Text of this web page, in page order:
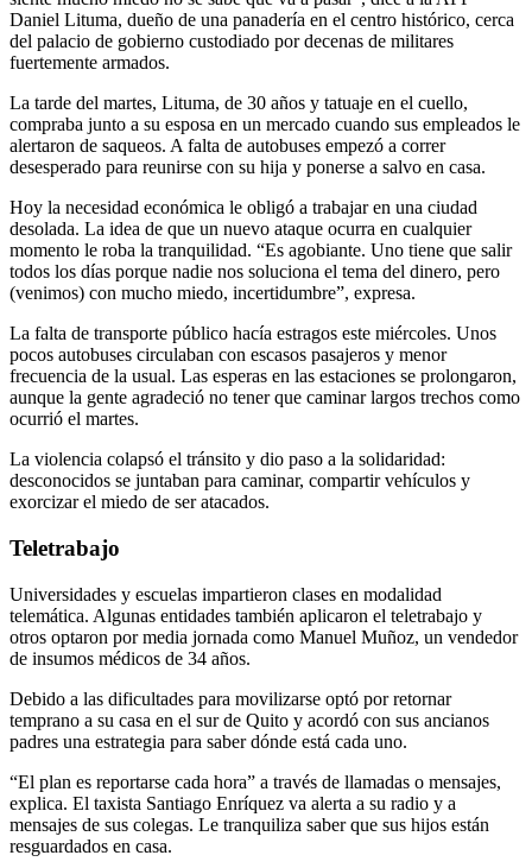
Daniel Lituma, dueño de una panadería en el centro histórico, cerca
del palacio de gobierno custodiado por decenas de militares
fuertemente armados.
La tarde del martes, Lituma, de 30 años y tatuaje en el cuello,
compraba junto a su esposa en un mercado cuando sus empleados le
alertaron de saqueos. A falta de autobuses empezó a correr
desesperado para reunirse con su hija y ponerse a salvo en casa.
Hoy la necesidad económica le obligó a trabajar en una ciudad
desolada. La idea de que un nuevo ataque ocurra en cualquier
momento le roba la tranquilidad. “Es agobiante. Uno tiene que salir
todos los días porque nadie nos soluciona el tema del dinero, pero
(venimos) con mucho miedo, incertidumbre”, expresa.
La falta de transporte público hacía estragos este miércoles. Unos
pocos autobuses circulaban con escasos pasajeros y menor
frecuencia de la usual. Las esperas en las estaciones se prolongaron,
aunque la gente agradeció no tener que caminar largos trechos como
ocurrió el martes.
La violencia colapsó el tránsito y dio paso a la solidaridad:
desconocidos se juntaban para caminar, compartir vehículos y
exorcizar el miedo de ser atacados.
Teletrabajo
Universidades y escuelas impartieron clases en modalidad
telemática. Algunas entidades también aplicaron el teletrabajo y
otros optaron por media jornada como Manuel Muñoz, un vendedor
de insumos médicos de 34 años.
Debido a las dificultades para movilizarse optó por retornar
temprano a su casa en el sur de Quito y acordó con sus ancianos
padres una estrategia para saber dónde está cada uno.
“El plan es reportarse cada hora” a través de llamadas o mensajes,
explica. El taxista Santiago Enríquez va alerta a su radio y a
mensajes de sus colegas. Le tranquiliza saber que sus hijos están
resguardados en casa.